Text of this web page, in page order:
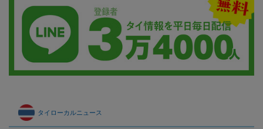
タイローカルニュース